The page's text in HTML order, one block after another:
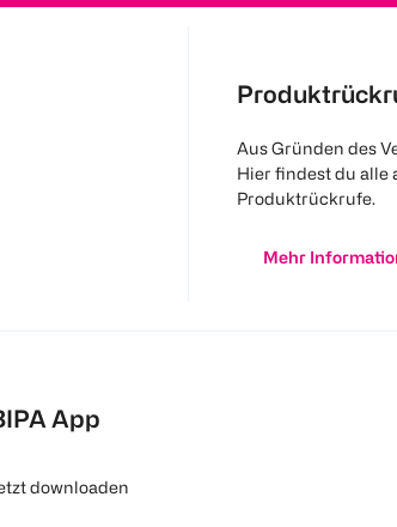
Aus Gründen des
Hier findest du alle
Produktrückrufe.
Mehr
App
downloaden